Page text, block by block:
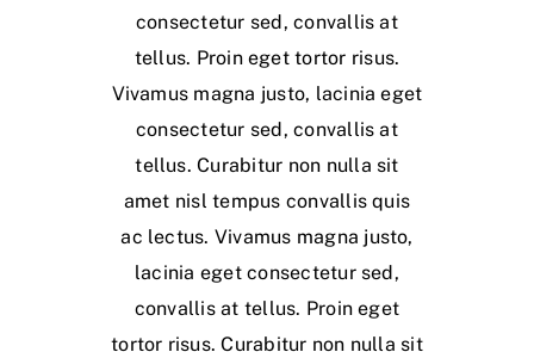
consectetur sed, convallis at
tellus. Proin eget tortor risus.
Vivamus magna justo, lacinia eget
consectetur sed, convallis at
tellus. Curabitur non nulla sit
amet nisl tempus convallis quis
ac lectus. Vivamus magna justo,
lacinia eget consectetur sed,
convallis at tellus. Proin eget
tortor risus. Curabitur non nulla sit